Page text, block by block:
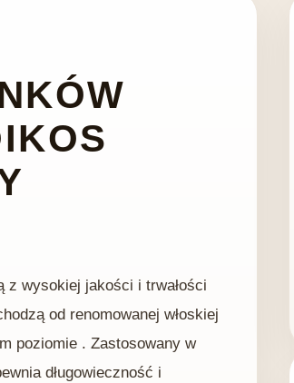
z wysokiej jakości i trwałości
od renomowanej włoskiej
poziomie . Zastosowany w
długowieczność i